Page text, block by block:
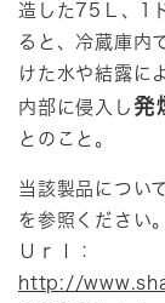
造した75Ｌ、1
ると、冷蔵庫内
けた水や結露に
内部に侵入し 発
とのこと。
当該製品につい
を参照ください。
Ｕｒｌ：
http://